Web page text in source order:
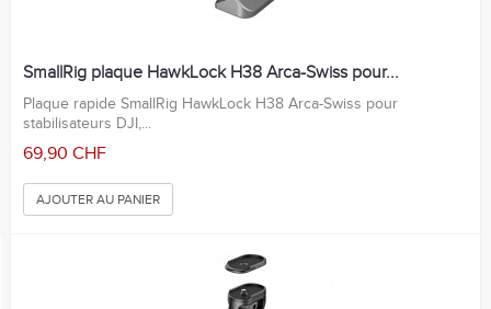
SmallRig plaque HawkLock H38 Arca-Swiss pour...
Plaque rapide SmallRig HawkLock H38 Arca-Swiss pour
stabilisateurs DJI,...
69,90 CHF
AJOUTER AU PANIER